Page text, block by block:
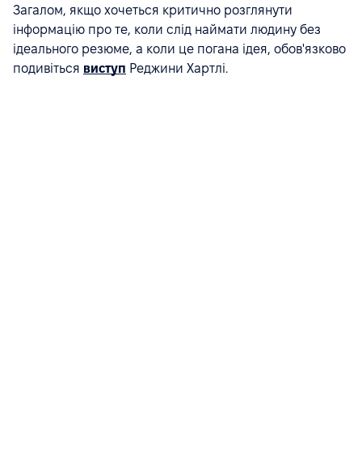
Загалом, якщо хочеться критично розглянути
інформацію про те, коли слід наймати людину без
ідеального резюме, а коли це погана ідея, обов'язково
подивіться виступ Реджини Хартлі.